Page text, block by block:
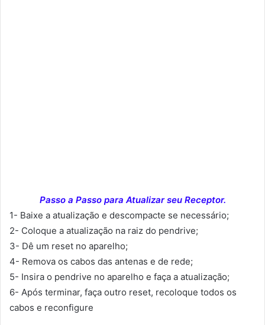
Passo a Passo para Atualizar seu Receptor.
1- Baixe a atualização e descompacte se necessário;
2- Coloque a atualização na raiz do pendrive;
3- Dê um reset no aparelho;
4- Remova os cabos das antenas e de rede;
5- Insira o pendrive no aparelho e faça a atualização;
6- Após terminar, faça outro reset, recoloque todos os
cabos e reconfigure